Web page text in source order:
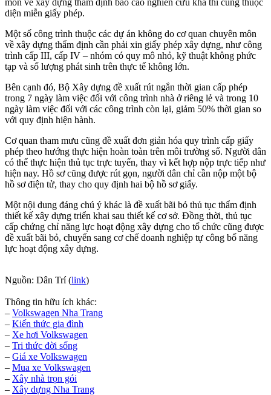
diện miễn giấy phép.
Một số công trình thuộc các dự án không do cơ quan chuyên môn
về xây dựng thẩm định cần phải xin giấy phép xây dựng, như công
trình cấp III, cấp IV – nhóm có quy mô nhỏ, kỹ thuật không phức
tạp và số lượng phát sinh trên thực tế không lớn.
Bên cạnh đó, Bộ Xây dựng đề xuất rút ngắn thời gian cấp phép
trong 7 ngày làm việc đối với công trình nhà ở riêng lẻ và trong 10
ngày làm việc đối với các công trình còn lại, giảm 50% thời gian so
với quy định hiện hành.
Cơ quan tham mưu cũng đề xuất đơn giản hóa quy trình cấp giấy
phép theo hướng thực hiện hoàn toàn trên môi trường số. Người dân
có thể thực hiện thủ tục trực tuyến, thay vì kết hợp nộp trực tiếp như
hiện nay. Hồ sơ cũng được rút gọn, người dân chỉ cần nộp một bộ
hồ sơ điện tử, thay cho quy định hai bộ hồ sơ giấy.
Một nội dung đáng chú ý khác là đề xuất bãi bỏ thủ tục thẩm định
thiết kế xây dựng triển khai sau thiết kế cơ sở. Đồng thời, thủ tục
cấp chứng chỉ năng lực hoạt động xây dựng cho tổ chức cũng được
đề xuất bãi bỏ, chuyển sang cơ chế doanh nghiệp tự công bố năng
lực hoạt động xây dựng.
Nguồn: Dân Trí (link)
Thông tin hữu ích khác:
– Volkswagen Nha Trang
– Kiến thức gia đình
– Xe hơi Volkswagen
– Tri thức đời sống
– Giá xe Volkswagen
– Mua xe Volkswagen
– Xây nhà trọn gói
– Xây dựng Nha Trang